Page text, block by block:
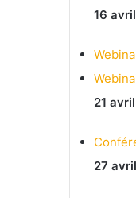
16 avril
21 avril
27 avril